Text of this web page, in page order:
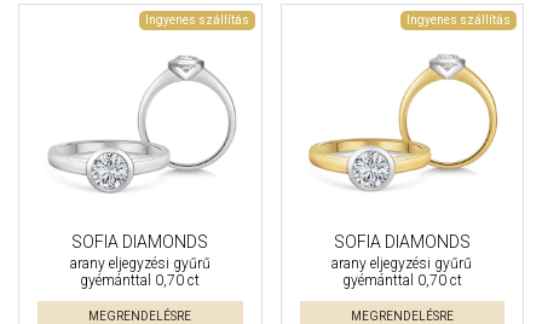
Ingyenes szállítás
SOFIA DIAMONDS
arany eljegyzési gyűrű
gyémánttal 0,70 ct
MEGRENDELÉSRE
Ingyenes szállítás
SOFIA DIAMONDS
arany eljegyzési gyűrű
gyémánttal 0,70 ct
MEGRENDELÉSRE